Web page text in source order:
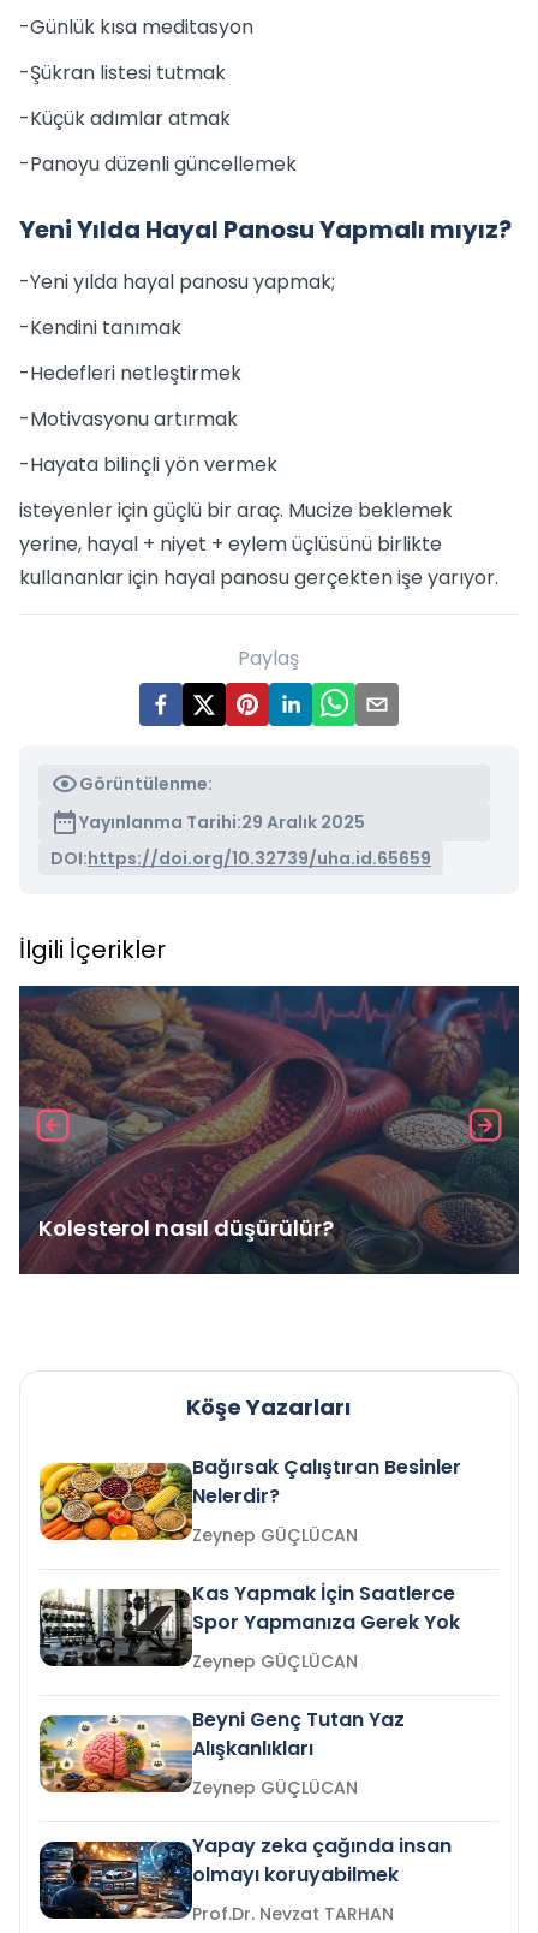
-Günlük kısa meditasyon
-Şükran listesi tutmak
-Küçük adımlar atmak
-Panoyu düzenli güncellemek
Yeni Yılda Hayal Panosu Yapmalı mıyız?
-Yeni yılda hayal panosu yapmak;
-Kendini tanımak
-Hedefleri netleştirmek
-Motivasyonu artırmak
-Hayata bilinçli yön vermek
isteyenler için güçlü bir araç. Mucize beklemek
yerine, hayal + niyet + eylem üçlüsünü birlikte
kullananlar için hayal panosu gerçekten işe yarıyor.
Paylaş
Görüntülenme:
Yayınlanma Tarihi:29 Aralık 2025
DOI:https://doi.org/10.32739/uha.id.65659
İlgili İçerikler
Kolesterol nasıl düşürülür?
Köşe Yazarları
Bağırsak Çalıştıran Besinler
Nelerdir?
Zeynep GÜÇLÜCAN
Kas Yapmak İçin Saatlerce
Spor Yapmanıza Gerek Yok
Zeynep GÜÇLÜCAN
Beyni Genç Tutan Yaz
Alışkanlıkları
Zeynep GÜÇLÜCAN
Yapay zeka çağında insan
olmayı koruyabilmek
Prof.Dr. Nevzat TARHAN